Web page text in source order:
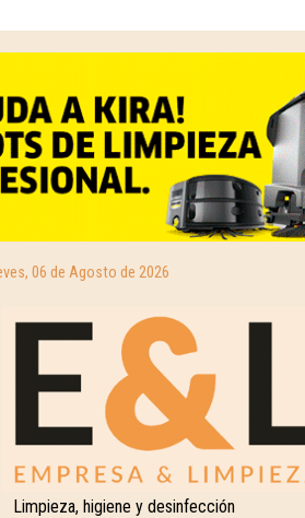
06 de Agosto de 2026
Limpieza, higiene y desinfección